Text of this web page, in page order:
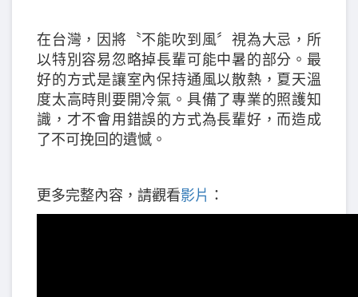
在台灣，因將〝不能吹到風〞視為大忌，所
以特別容易忽略掉長輩可能中暑的部分。最
好的方式是讓室內保持通風以散熱，夏天溫
度太高時則要開冷氣。具備了專業的照護知
識，才不會用錯誤的方式為長輩好，而造成
了不可挽回的遺憾。
更多完整內容，請觀看影片 ：